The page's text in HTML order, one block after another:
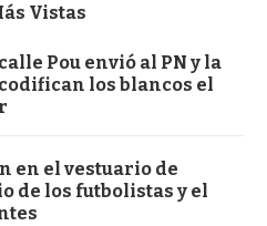
Vistas
Pou envió al PN y la
los blancos el
en el vestuario de
de los futbolistas y el